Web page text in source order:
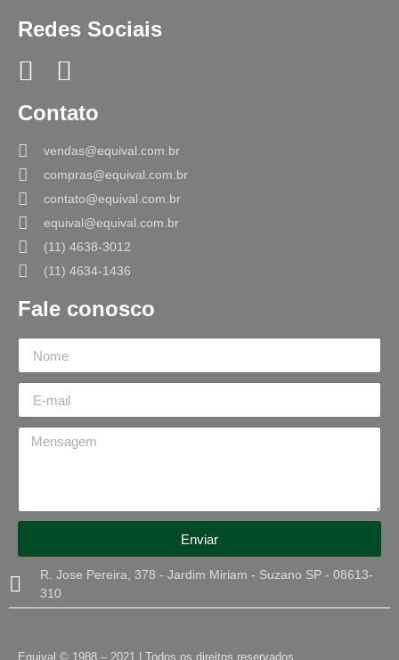
Redes Sociais
Contato
vendas@equival.com.br
compras@equival.com.br
contato@equival.com.br
equival@equival.com.br
(11) 4638-3012
(11) 4634-1436
Fale conosco
Enviar
R. Jose Pereira, 378 - Jardim Miriam - Suzano SP - 08613-
310
Equival © 1988 – 2021 | Todos os direitos reservados